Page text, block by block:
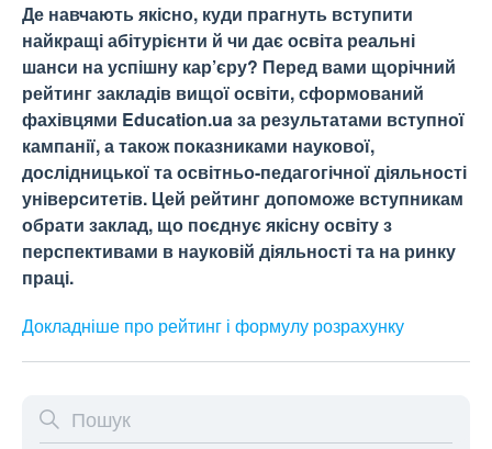
Де навчають якісно, куди прагнуть вступити
найкращі абітурієнти й чи дає освіта реальні
шанси на успішну кар’єру? Перед вами щорічний
рейтинг закладів вищої освіти, сформований
фахівцями Education.ua за результатами вступної
кампанії, а також показниками наукової,
дослідницької та освітньо-педагогічної діяльності
університетів. Цей рейтинг допоможе вступникам
обрати заклад, що поєднує якісну освіту з
перспективами в науковій діяльності та на ринку
праці.
Докладніше про рейтинг і формулу розрахунку